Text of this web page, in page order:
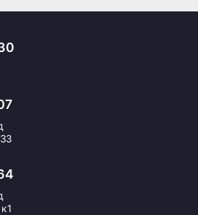
наличными при получении,
кредита и